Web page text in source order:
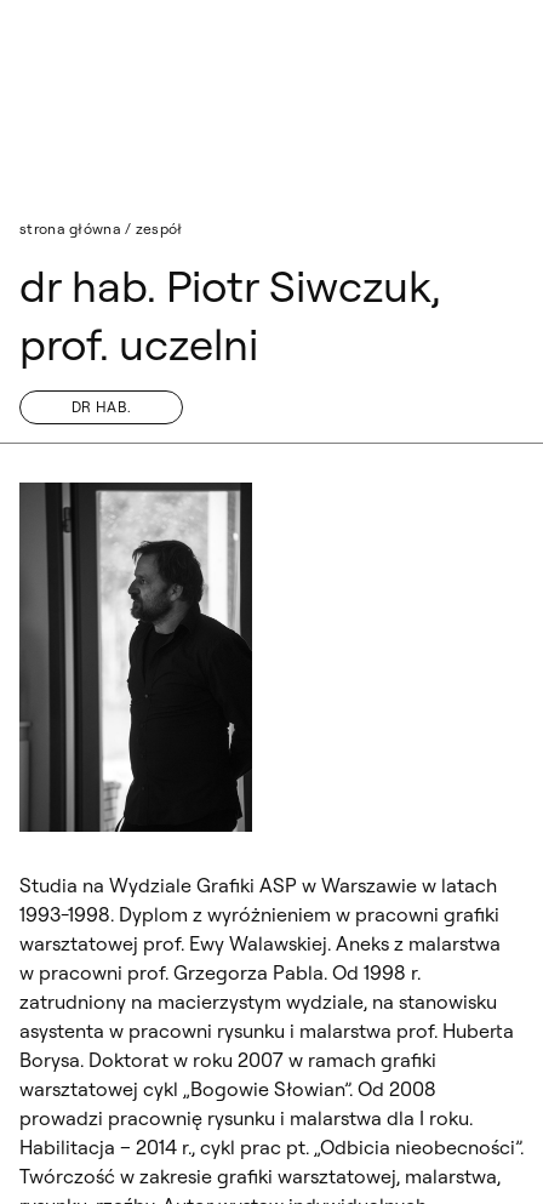
strona główna / zespół
dr hab. Piotr Siwczuk,
prof. uczelni
DR HAB.
Studia na Wydziale Grafiki ASP w Warszawie w latach
1993-1998. Dyplom z wyróżnieniem w pracowni grafiki
warsztatowej prof. Ewy Walawskiej. Aneks z malarstwa
w pracowni prof. Grzegorza Pabla. Od 1998 r.
zatrudniony na macierzystym wydziale, na stanowisku
asystenta w pracowni rysunku i malarstwa prof. Huberta
Borysa. Doktorat w roku 2007 w ramach grafiki
warsztatowej cykl „Bogowie Słowian”. Od 2008
prowadzi pracownię rysunku i malarstwa dla I roku.
Habilitacja – 2014 r., cykl prac pt. „Odbicia nieobecności”.
Twórczość w zakresie grafiki warsztatowej, malarstwa,